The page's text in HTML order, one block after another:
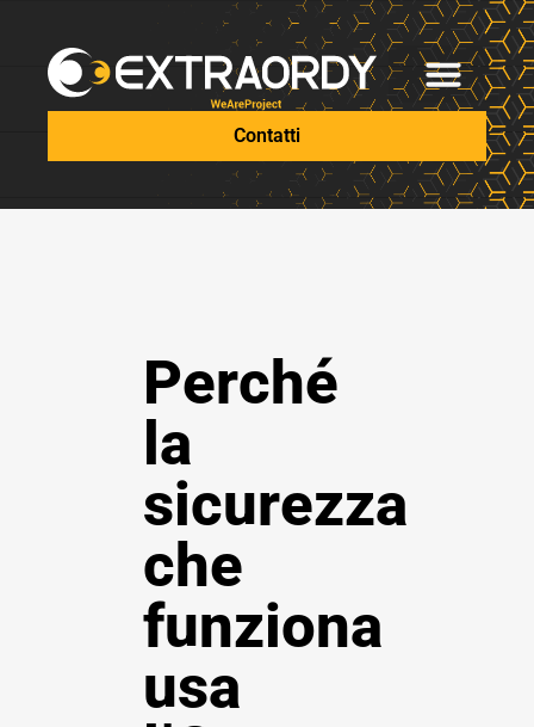
Contatti
Perché
la
sicurezza
che
funziona
usa